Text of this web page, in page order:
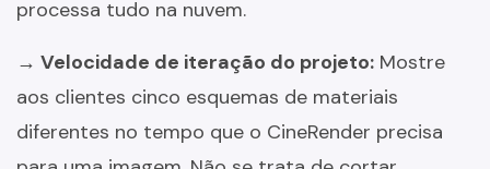
processa tudo na nuvem.
→ Velocidade de iteração do projeto: Mostre
aos clientes cinco esquemas de materiais
diferentes no tempo que o CineRender precisa